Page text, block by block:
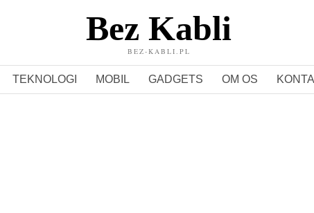
Bez Kabli
BEZ-KABLI.PL
TEKNOLOGI MOBIL GADGETS OM OS